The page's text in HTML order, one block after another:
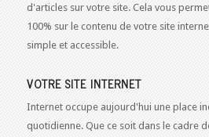
d'articles sur votre site. Cela vous
100% sur le contenu de votre site
simple et accessible.
VOTRE SITE INTERNET
Internet occupe aujourd'hui une place
quotidienne. Que ce soit dans le cadre